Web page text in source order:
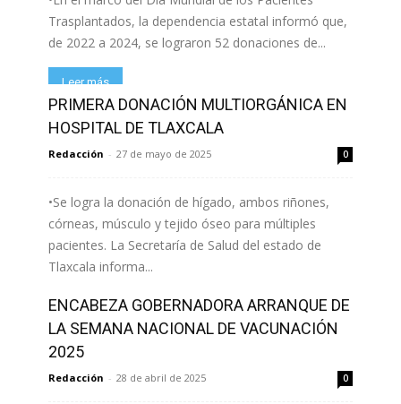
Trasplantados, la dependencia estatal informó que,
de 2022 a 2024, se lograron 52 donaciones de...
Leer más
PRIMERA DONACIÓN MULTIORGÁNICA EN
HOSPITAL DE TLAXCALA
Redacción - 27 de mayo de 2025 0
•Se logra la donación de hígado, ambos riñones,
córneas, músculo y tejido óseo para múltiples
pacientes. La Secretaría de Salud del estado de
Tlaxcala informa...
Leer más
ENCABEZA GOBERNADORA ARRANQUE DE
LA SEMANA NACIONAL DE VACUNACIÓN
2025
Redacción - 28 de abril de 2025 0